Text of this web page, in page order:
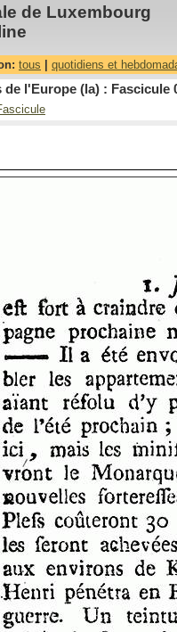
de Luxembourg
tous quotidiens et
l'Europe (la) : Fascicule